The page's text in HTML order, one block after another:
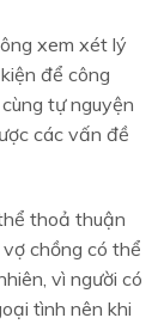
xem xét lý
để công
tự nguyện
các vấn đề
thoả thuận
chồng có thể
vì người có
tình nên khi